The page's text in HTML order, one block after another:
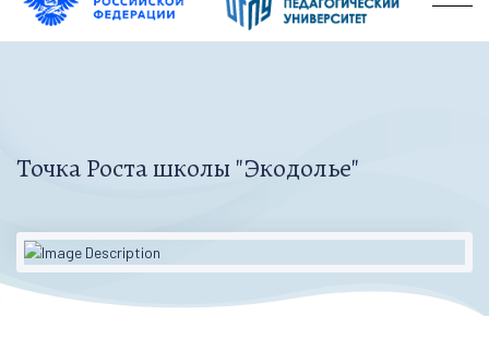
Точка Роста школы "Экодолье"